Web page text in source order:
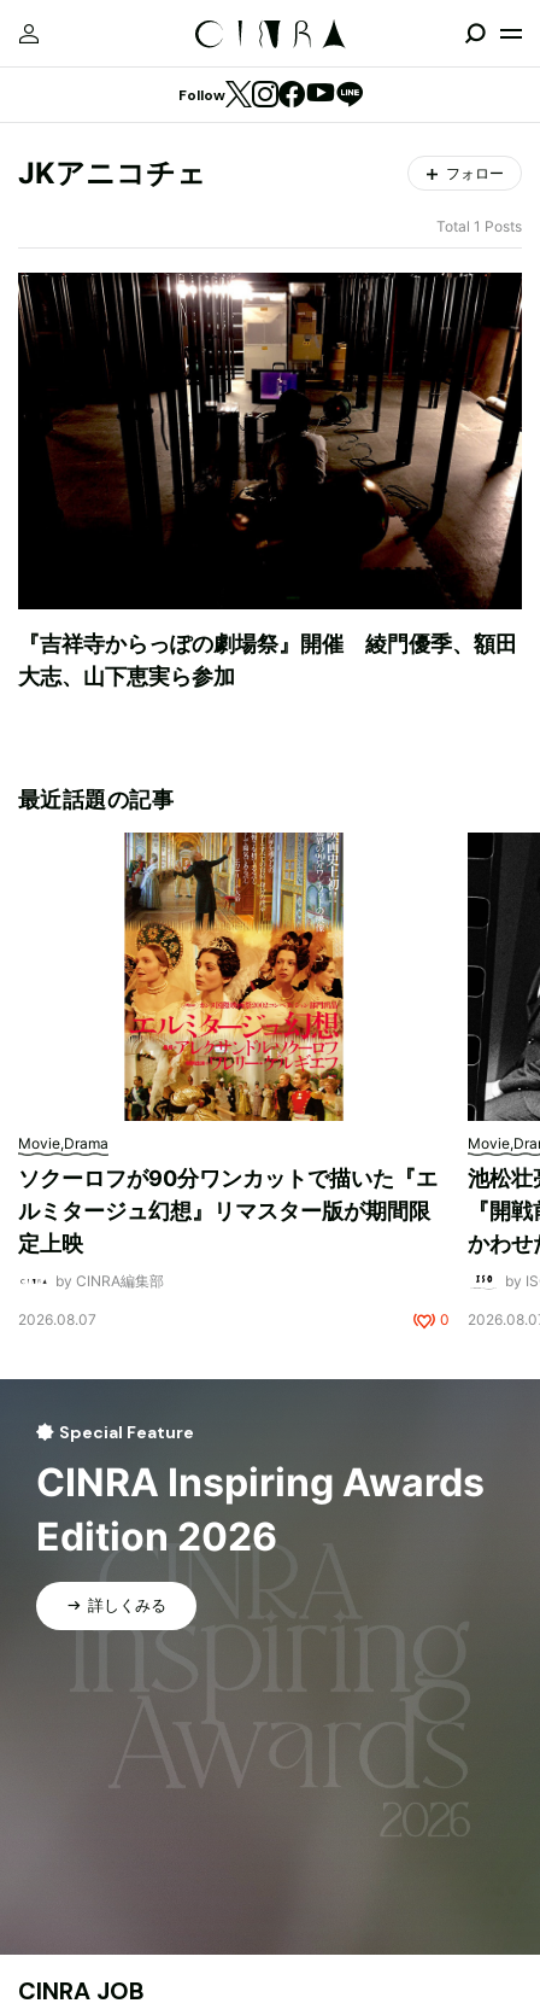
Follow
JKアニコチェ フォロー
Total 1 Posts
『吉祥寺からっぽの劇場祭』開催 綾門優季、額田
大志、山下恵実ら参加
最近話題の記事
Movie,Drama
ソクーロフが90分ワンカットで描いた『エ
ルミタージュ幻想』リマスター版が期間限
定上映
by CINRA編集部
2026.08.07 0
池松壮
『開
かわせ
by
Special Feature
CINRA Inspiring Awards
Edition 2026
詳しくみる
CINRA JOB